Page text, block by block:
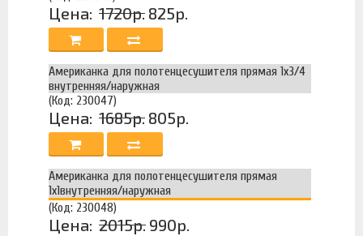
Цена: 1720р. 825р.
Американка для полотенцесушителя прямая 1х3/4
внутренняя/наружная
(Код: 230047)
Цена: 1685р. 805р.
Американка для полотенцесушителя прямая
1х1внутренняя/наружная
(Код: 230048)
Цена: 2015р. 990р.